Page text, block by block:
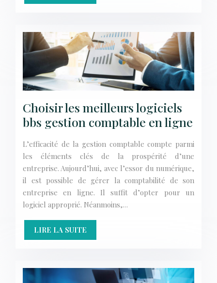
Choisir les meilleurs logiciels
bbs gestion comptable en ligne
L’efficacité de la gestion comptable compte parmi
les éléments clés de la prospérité d’une
entreprise. Aujourd’hui, avec l’essor du numérique,
il est possible de gérer la comptabilité de son
entreprise en ligne. Il suffit d’opter pour un
logiciel approprié. Néanmoins,…
LIRE LA SUITE